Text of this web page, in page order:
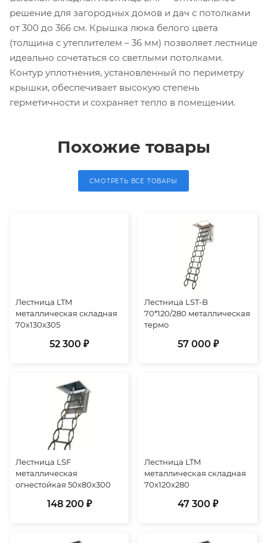
решение для загородных домов и дач с потолками
от 300 до 366 см. Крышка люка белого цвета
(толщина с утеплителем – 36 мм) позволяет лестнице
идеально сочетаться со светлыми потолками.
Контур уплотнения, установленный по периметру
крышки, обеспечивает высокую степень
герметичности и сохраняет тепло в помещении.
Похожие товары
СМОТРЕТЬ ВСЕ ТОВАРЫ
Лестница LTM
металлическая складная
70х130х305
52 300 ₽
Лестница LST-B
70*120/280 металлическая
термо
57 000 ₽
Лестница LSF
металлическая
огнестойкая 50х80х300
148 200 ₽
Лестница LTM
металлическая складная
70х120х280
47 300 ₽